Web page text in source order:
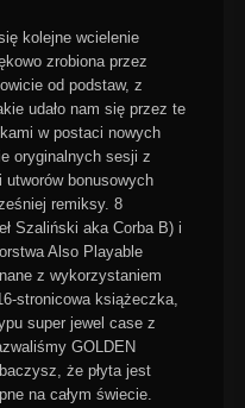
kolejne wcielenie
zrobiona przez
od podstaw, z
udało nam się przez te
w postaci nowych
oryginalnych sesji z
bonusowych
remiksy. 8
Szaliński aka Corba B) i
Also Playable
z wykorzystaniem
stronicowa książeczka,
super jewel case z
GOLDEN
że płyta jest
na całym świecie.